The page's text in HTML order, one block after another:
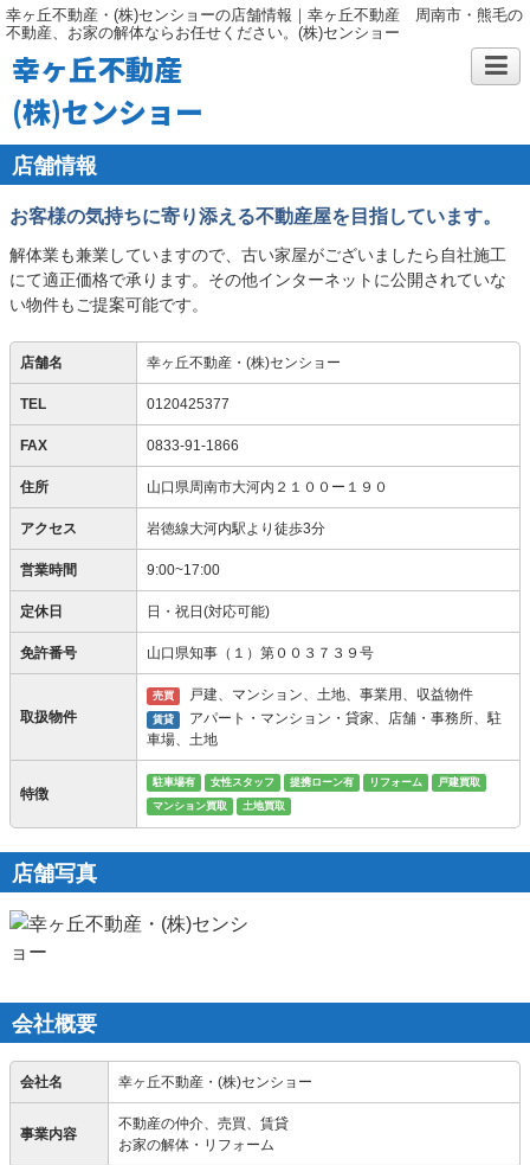
幸ヶ丘不動産・(株)センショーの店舗情報｜幸ヶ丘不動産 周南市・熊毛の
不動産、お家の解体ならお任せください。(株)センショー
幸ヶ丘不動産
(株)センショー
店舗情報
お客様の気持ちに寄り添える不動産屋を目指しています。
解体業も兼業していますので、古い家屋がございましたら自社施工
にて適正価格で承ります。その他インターネットに公開されていな
い物件もご提案可能です。
店舗名 幸ヶ丘不動産・(株)センショー
TEL 0120425377
FAX 0833-91-1866
住所 山口県周南市大河内２１００ー１９０
アクセス 岩徳線大河内駅より徒歩3分
営業時間 9:00~17:00
定休日 日・祝日(対応可能)
免許番号 山口県知事（１）第００３７３９号
取扱物件
売買 戸建、マンション、土地、事業用、収益物件
賃貸
アパート・マンション・貸家、店舗・事務所、駐
車場、土地
特徴
駐車場有 女性スタッフ 提携ローン有 リフォーム
戸建買取
マンション買取
土地買取
店舗写真
会社概要
会社名 幸ヶ丘不動産・(株)センショー
事業内容
不動産の仲介、売買、賃貸
お家の解体・リフォーム